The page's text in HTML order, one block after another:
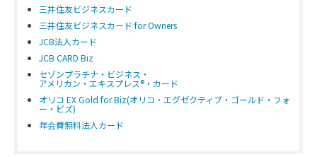
三井住友ビジネスカード
三井住友ビジネスカード for Owners
JCB法人カード
JCB CARD Biz
セゾンプラチナ・ビジネス・
アメリカン・エキスプレス®・カード
オリコ EX Gold for Biz(オリコ・エグゼクティブ・ゴールド・フォ
ー・ビズ)
年会費無料法人カード